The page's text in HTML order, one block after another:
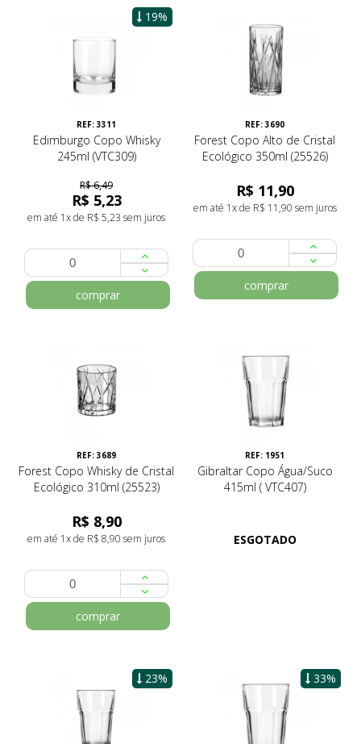
19%
REF: 3311
Edimburgo Copo Whisky
245ml (VTC309)
R$ 6,49
R$ 5,23
em até 1x de R$ 5,23 sem juros
comprar
REF: 3690
Forest Copo Alto de Cristal
Ecológico 350ml (25526)
R$ 11,90
em até 1x de R$ 11,90 sem juros
comprar
REF: 3689
Forest Copo Whisky de Cristal
Ecológico 310ml (25523)
R$ 8,90
em até 1x de R$ 8,90 sem juros
comprar
REF: 1951
Gibraltar Copo Água/Suco
415ml ( VTC407)
ESGOTADO
23% 33%